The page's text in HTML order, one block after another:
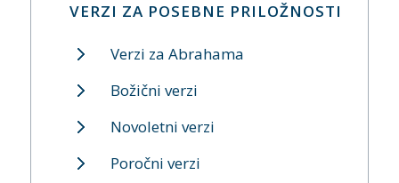
VERZI ZA POSEBNE PRILOŽNOSTI
Verzi za Abrahama
Božični verzi
Novoletni verzi
Poročni verzi